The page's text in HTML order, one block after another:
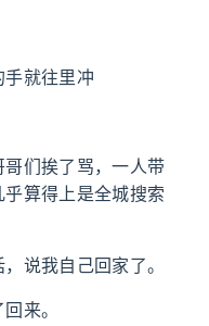
就往里冲
们挨了骂，一人带
算得上是全城搜索
说我自己回家了。
来。